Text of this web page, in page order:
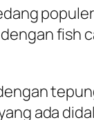
fish
ada